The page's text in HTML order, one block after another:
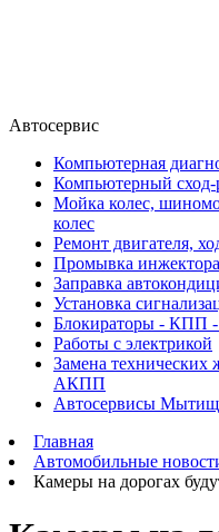
Автосервис
Компьютерная
Компьютерный сход-
Мойка колес,
колес
Ремонт двигателя,
Промывка инжектора
Заправка
Установка
Блокираторы - КПП
Работы с электрикой
Замена технических
АКПП
Автосервисы
Главная
Автомобильные
Камеры на дорогах